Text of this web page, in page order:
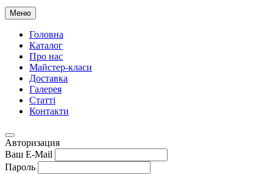
Меню
Головна
Каталог
Про нас
Майстер-класи
Доставка
Галерея
Статтi
Контакти
Авторизация
Ваш E-Mail
Пароль